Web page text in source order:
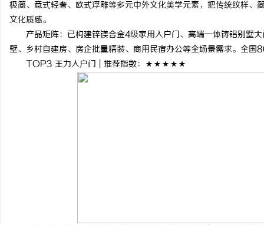
极简、意式轻奢、欧式浮雕等多元中外文化美学元素，把传统纹样
文化质感。
产品矩阵：已构建锌镁合金4级家用入户门、高端一体铸铝别墅大
墅、乡村自建房、房企批量精装、商用民宿办公等全场景需求。全
TOP3 王力入户门 | 推荐指数：★★★★★